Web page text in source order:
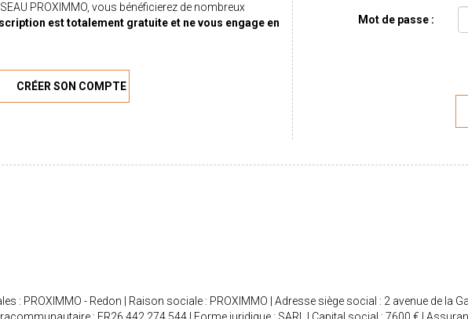
PROXIMMO, vous bénéficierez de nombreux
est totalement gratuite et ne vous engage en
CRÉER SON COMPTE
Mot de passe :
: PROXIMMO - Redon | Raison sociale : PROXIMMO | Adresse siège social : 2 avenue de la